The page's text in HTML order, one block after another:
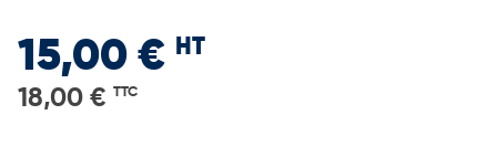
15,00 € HT
18,00 € TTC